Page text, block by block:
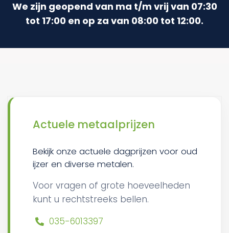
We zijn geopend van ma t/m vrij van 07:30
tot 17:00 en op za van 08:00 tot 12:00.
Actuele metaalprijzen
Bekijk onze actuele dagprijzen voor oud
ijzer en diverse metalen.
Voor vragen of grote hoeveelheden
kunt u rechtstreeks bellen.
035-6013397